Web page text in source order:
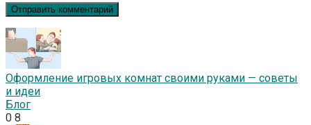
Оформление игровых комнат своими руками — советы
и идеи
Блог
0 8